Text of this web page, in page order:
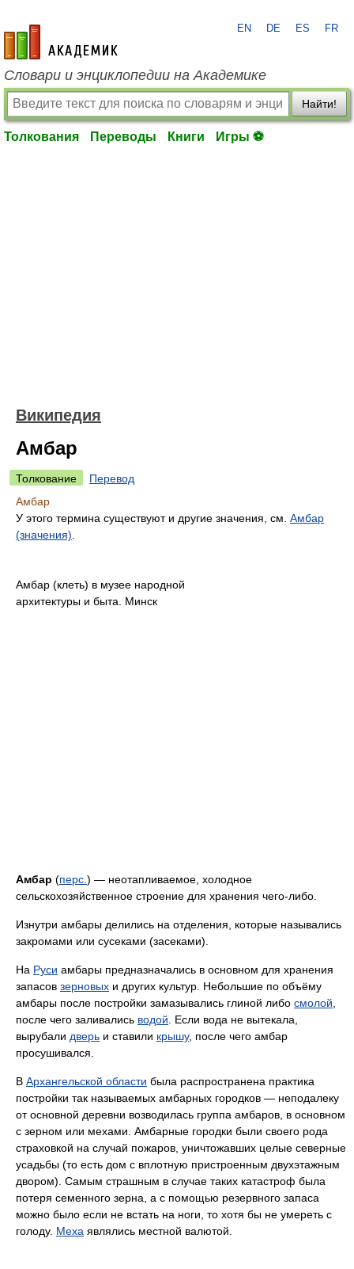
academic.ru
EN DE ES FR
Словари и энциклопедии на Академике
Найти!
Толкования Переводы Книги Игры ⚽
Википедия
Амбар
Толкование
Перевод
Амбар
У этого термина существуют и другие значения, см. Амбар
(значения)
Амбар (клеть) в музее народной
архитектуры и быта. Минск
Амбар (перс. ) — неотапливаемое, холодное
сельскохозяйственное строение для хранения чего-либо.
Изнутри амбары делились на отделения, которые назывались
закромами или сусеками (засеками).
На Руси амбары предназначались в основном для хранения
запасов зерновых и других культур. Небольшие по объёму
амбары после постройки замазывались глиной либо смолой
после чего заливались водой . Если вода не вытекала,
вырубали дверь и ставили крышу, после чего амбар
просушивался.
В Архангельской области была распространена практика
постройки так называемых амбарных городков — неподалеку
от основной деревни возводилась группа амбаров, в основном
с зерном или мехами. Амбарные городки были своего рода
страховкой на случай пожаров, уничтожавших целые северные
усадьбы (то есть дом с вплотную пристроенным двухэтажным
двором). Самым страшным в случае таких катастроф была
потеря семенного зерна, а с помощью резервного запаса
можно было если не встать на ноги, то хотя бы не умереть с
голоду. Меха являлись местной валютой.